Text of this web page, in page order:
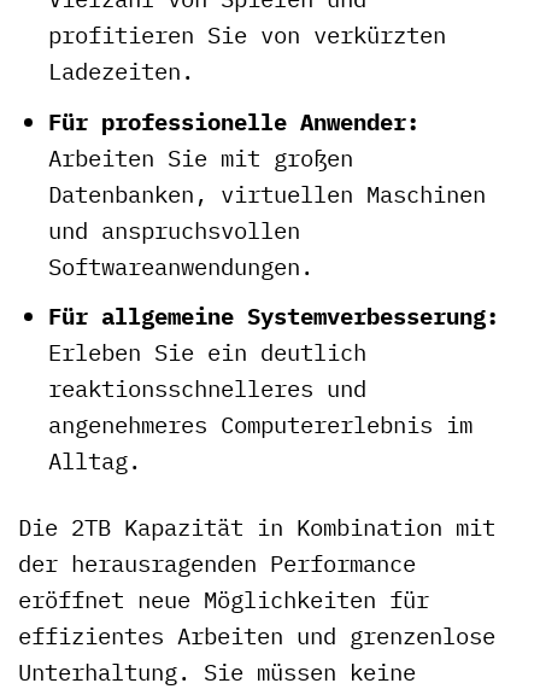
profitieren Sie von verkürzten
Ladezeiten.
Für professionelle Anwender:
Arbeiten Sie mit großen
Datenbanken, virtuellen Maschinen
und anspruchsvollen
Softwareanwendungen.
Für allgemeine Systemverbesserung:
Erleben Sie ein deutlich
reaktionsschnelleres und
angenehmeres Computererlebnis im
Alltag.
Die 2TB Kapazität in Kombination mit
der herausragenden Performance
eröffnet neue Möglichkeiten für
effizientes Arbeiten und grenzenlose
Unterhaltung. Sie müssen keine